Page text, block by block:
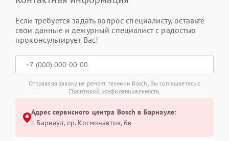
Если требуется задать вопрос специалисту, оставьте
свои данные и дежурный специалист с радостью
проконсультирует Вас!
Отправляя заявку на ремонт техники Bosch, Вы соглашаетесь с
Политикой конфиденциальности
Адрес сервисного центра Bosch в Барнауле:
г. Барнаул, ​пр. Космонавтов, 6в